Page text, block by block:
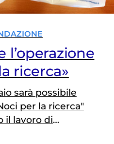
l’operazione
ricerca»
sarà possibile
per la ricerca"
il lavoro di